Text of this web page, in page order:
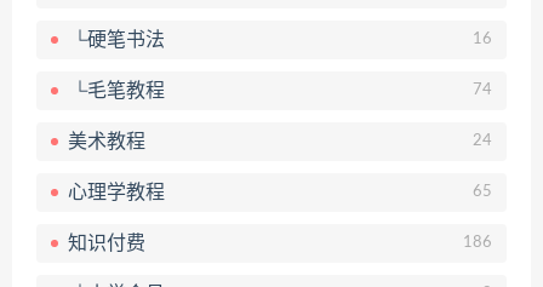
└硬笔书法 16
└毛笔教程 74
美术教程 24
心理学教程 65
知识付费 186